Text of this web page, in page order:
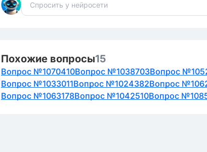
Похожие вопросы15
Вопрос №1070410Вопрос №1038703Вопрос
Вопрос №1033011Вопрос №1024382Вопрос
Вопрос №1063178Вопрос №1042510Вопрос